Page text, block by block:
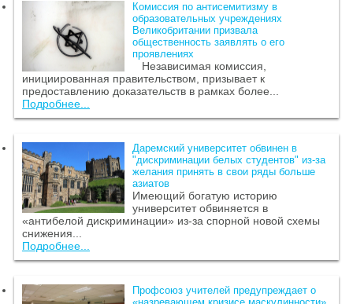
Комиссия по антисемитизму в
образовательных учреждениях
Великобритании призвала
общественность заявлять о его
проявлениях
Независимая комиссия,
инициированная правительством, призывает к
предоставлению доказательств в рамках более...
Подробнее...
Даремский университет обвинен в
"дискриминации белых студентов" из-за
желания принять в свои ряды больше
азиатов
Имеющий богатую историю
университет обвиняется в
«антибелой дискриминации» из-за спорной новой схемы
снижения...
Подробнее...
Профсоюз учителей предупреждает о